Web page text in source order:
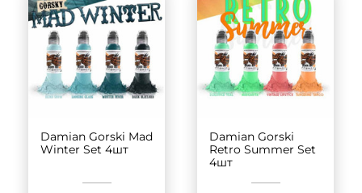
Damian Gorski Mad
Winter Set 4шт
Damian Gorski
Retro Summer Set
4шт